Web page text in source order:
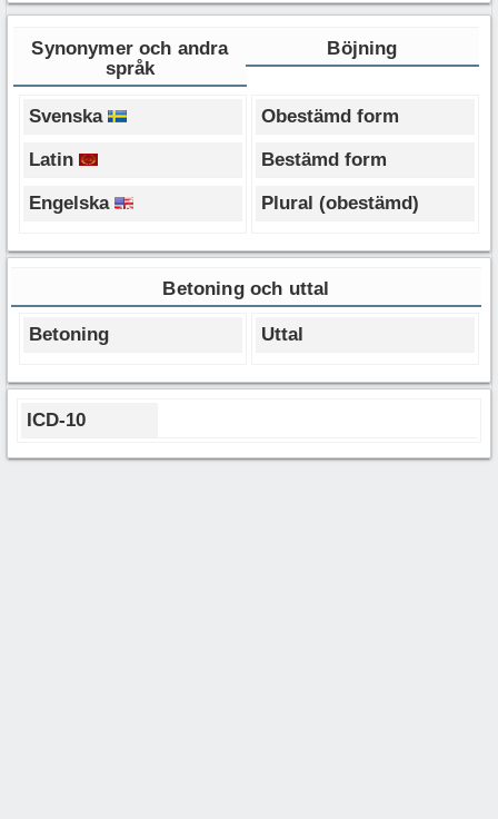
Synonymer och andra
språk
Böjning
Svenska
Latin
Engelska
Obestämd form
Bestämd form
Plural (obestämd)
Betoning och uttal
Betoning Uttal
ICD-10